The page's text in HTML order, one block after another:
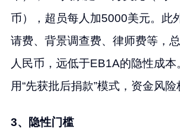
币），超员每人加5000美元。此
请费、背景调查费、律师费等，
人民币，远低于EB1A的隐性成
用“先获批后捐款”模式，资金风险
3、隐性门槛